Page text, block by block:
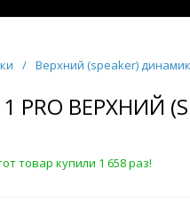
/ Верхний (speaker)
ВЕРХНИЙ
товар купили 1 658 раз!